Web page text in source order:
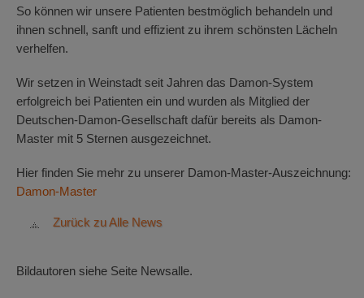
So können wir unsere Patienten bestmöglich behandeln und
ihnen schnell, sanft und effizient zu ihrem schönsten Lächeln
verhelfen.
Wir setzen in Weinstadt seit Jahren das Damon-System
erfolgreich bei Patienten ein und wurden als Mitglied der
Deutschen-Damon-Gesellschaft dafür bereits als Damon-
Master mit 5 Sternen ausgezeichnet.
Hier finden Sie mehr zu unserer Damon-Master-Auszeichnung:
Damon-Master
Zurück zu Alle News
Bildautoren siehe Seite Newsalle.